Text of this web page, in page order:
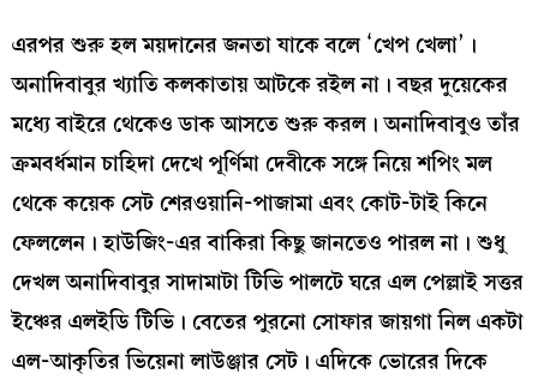
এরপর শুরু হল ময়দানের জনতা যাকে বলে ‘খেপ খেলা’।
অনাদিবাবুর খ্যাতি কলকাতায় আটকে রইল না। বছর দুয়েকের
মধ্যে বাইরে থেকেও ডাক আসতে শুরু করল। অনাদিবাবুও তাঁর
ক্রমবর্ধমান চাহিদা দেখে পূর্ণিমা দেবীকে সঙ্গে নিয়ে শপিং মল
থেকে কয়েক সেট শেরওয়ানি-পাজামা এবং কোট-টাই কিনে
ফেললেন। হাউজিং-এর বাকিরা কিছু জানতেও পারল না। শুধু
দেখল অনাদিবাবুর সাদামাটা টিভি পালটে ঘরে এল পেল্লাই সত্তর
ইঞ্চের এলইডি টিভি। বেতের পুরনো সোফার জায়গা নিল একটা
এল-আকৃতির ভিয়েনা লাউঞ্জার সেট। এদিকে ভোরের দিকে